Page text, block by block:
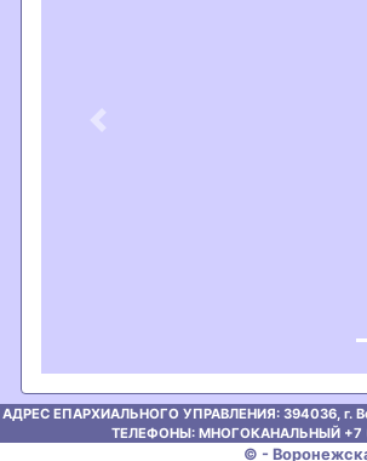
Previous
АДРЕС ЕПАРХИАЛЬНОГО УПРАВЛЕНИЯ: 394036, г.
ТЕЛЕФОНЫ: МНОГОКАНАЛЬНЫЙ +7
© -